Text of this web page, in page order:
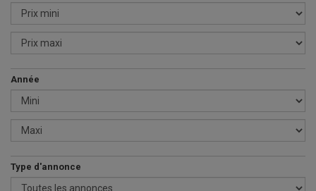
Année
Type d'annonce